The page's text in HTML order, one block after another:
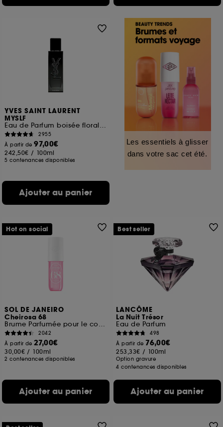
YVES SAINT LAURENT
MYSLF
Eau de Parfum boisée florale Rechargeable pour homme
2955
À partir de97,00€
242,50€ / 100ml
5 contenances disponibles
Ajouter au panier
Les essentiels à glisser
dans votre sac cet été.
SOL DE JANEIRO
Cheirosa 68
Brume Parfumée pour le corps et les cheveux
2042
À partir de27,00€
30,00€ / 100ml
2 contenances disponibles
Ajouter au panier
Hot on social
LANCÔME
La Nuit Trésor
Eau de Parfum
498
À partir de 76,00€
253,33€ / 100ml
Option gravure
4 contenances disponibles
Ajouter au panier
Best seller